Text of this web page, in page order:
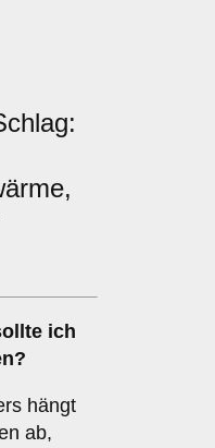
ich
hängt
ab,